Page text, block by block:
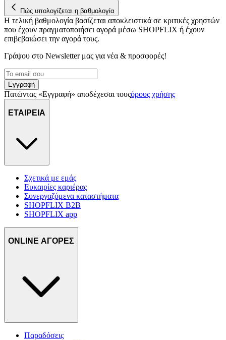
Πώς υπολογίζεται η βαθμολογία
Η τελική βαθμολογία βασίζεται αποκλειστικά σε κριτικές χρηστών
που έχουν πραγματοποιήσει αγορά μέσω SHOPFLIX ή έχουν
επιβεβαιώσει την αγορά τους.
Γράψου στο Νewsletter μας για νέα & προσφορές!
Εγγραφή
Πατώντας «Εγγραφή» αποδέχεσαι τουςόρους χρήσης
ΕΤΑΙΡΕΙΑ
Σχετικά με εμάς
Ευκαιρίες καριέρας
Συνεργαζόμενα καταστήματα
SHOPFLIX B2B
SHOPFLIX app
ONLINE ΑΓΟΡΕΣ
Παραδόσεις